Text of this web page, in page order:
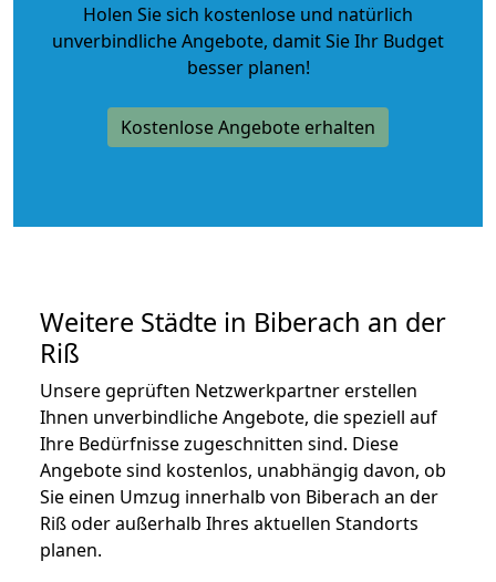
Holen Sie sich kostenlose und natürlich
unverbindliche Angebote, damit Sie Ihr Budget
besser planen!
Kostenlose Angebote erhalten
Weitere Städte in Biberach an der
Riß
Unsere geprüften Netzwerkpartner erstellen
Ihnen unverbindliche Angebote, die speziell auf
Ihre Bedürfnisse zugeschnitten sind. Diese
Angebote sind kostenlos, unabhängig davon, ob
Sie einen Umzug innerhalb von Biberach an der
Riß oder außerhalb Ihres aktuellen Standorts
planen.